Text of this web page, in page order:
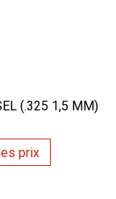
(.325 1,5 MM)
prix